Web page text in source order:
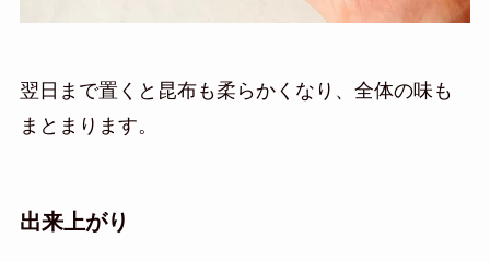
翌日まで置くと昆布も柔らかくなり、全体の味も
まとまります。
出来上がり